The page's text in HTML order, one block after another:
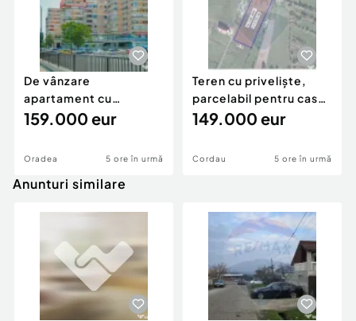
Dacă această proprietate întrunește câteva dintre
cerințele tale și dorești să programăm o vizionare,
nu ezita să mă contactezi!
Număr niveluri imobil:
Număr Băi:mai mult de 3
Posibilitate parcare: Da
Apă
Gaz
Subsol
De vânzare
apartament cu
3+1camere, priveliște
159.000 eur
Oradea 5 ore în urmă
Teren cu priveliște,
parcelabil pentru case,
de vânzare...
149.000 eur
Cordau 5 ore în urmă
Anunturi similare